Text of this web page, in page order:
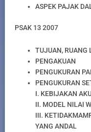
ASPEK PAJAK
PSAK 13 2007
TUJUAN, RUANG
PENGAKUAN
PENGUKURAN
PENGUKURAN
I. KEBIJAKAN
II. MODEL NILAI
III.
YANG ANDAL